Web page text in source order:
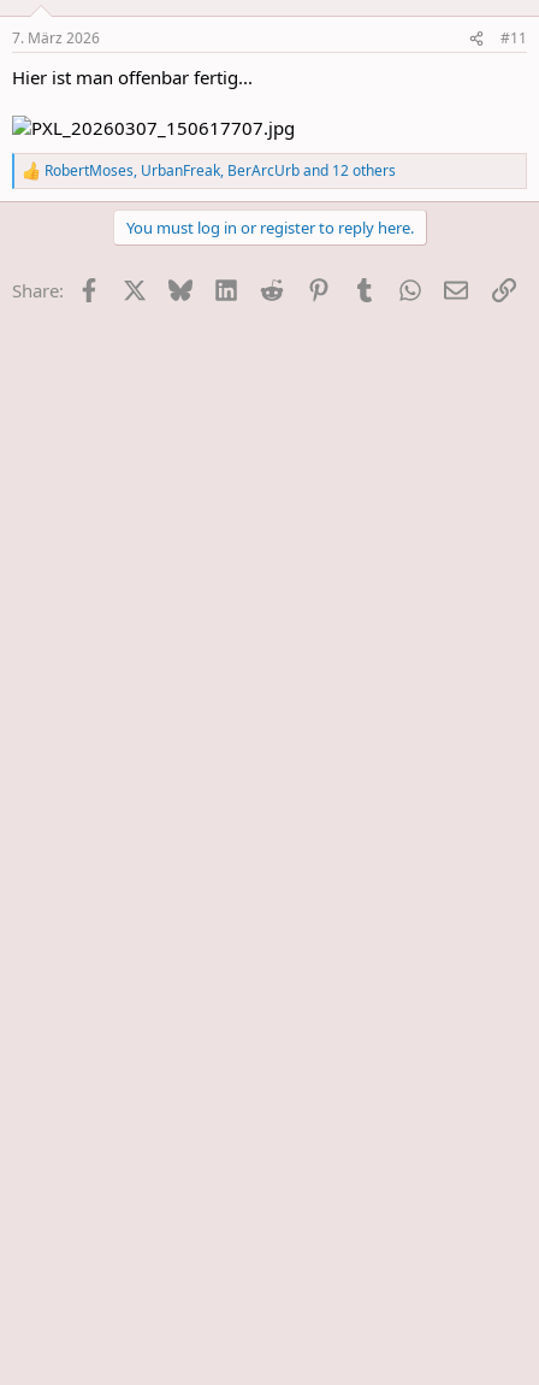
s
7. März 2026 #11
Hier ist man offenbar fertig...
R
e
o
RobertMoses, UrbanFreak, BerArcUrband 12 others
You must log in or register to reply here.
Share: Facebook Bluesky LinkedInReddit PinterestTumblrWhatsApp
E-Mail